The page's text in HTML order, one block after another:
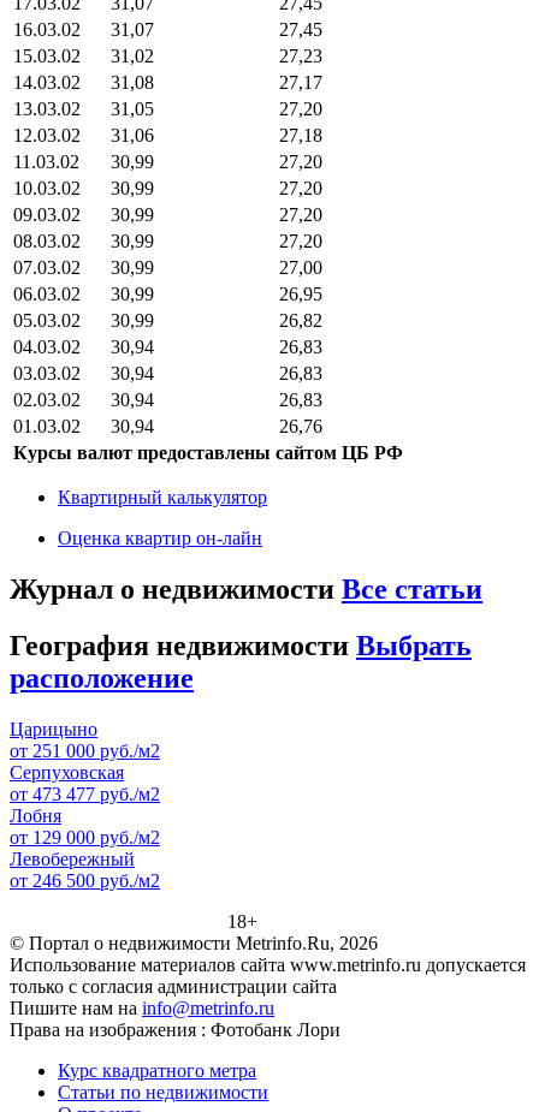
16.03.02
31,07
27,45
15.03.02
31,02
27,23
14.03.02
31,08
27,17
13.03.02
31,05
27,20
12.03.02
31,06
27,18
11.03.02
30,99
27,20
10.03.02
30,99
27,20
09.03.02
30,99
27,20
08.03.02
30,99
27,20
07.03.02
30,99
27,00
06.03.02
30,99
26,95
05.03.02
30,99
26,82
04.03.02
30,94
26,83
03.03.02
30,94
26,83
02.03.02
30,94
26,83
01.03.02
30,94
26,76
Курсы валют предоставлены сайтом ЦБ РФ
Квартирный калькулятор
Оценка квартир он-лайн
Журнал о недвижимости Все статьи
География недвижимости Выбрать
расположение
Царицыно
от 251 000 руб./м2
Серпуховская
от 473 477 руб./м2
Лобня
от 129 000 руб./м2
Левобережный
от 246 500 руб./м2
18+
© Портал о недвижимости Metrinfo.Ru, 2026
Использование материалов сайта www.metrinfo.ru допускается
только с согласия администрации сайта
Пишите нам на info@metrinfo.ru
Права на изображения : Фотобанк Лори
Курс квадратного метра
Статьи по недвижимости